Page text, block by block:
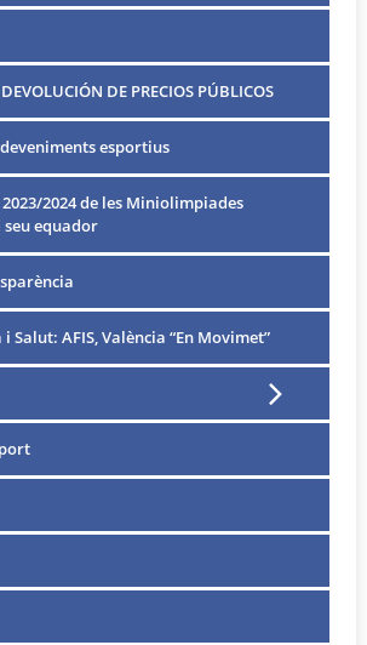
DE PRECIOS PÚBLICOS
esportius
2024 de les Miniolimpiades
seu equador
Salut: AFIS, València “En Movimet”